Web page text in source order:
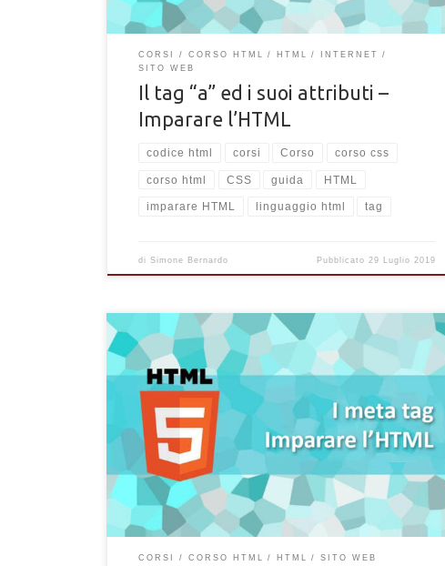
CORSI CORSO HTML HTML
INTERNET
SITO WEB
Il tag “a” ed i suoi attributi –
Imparare l’HTML
codice html corsi Corso corso css
corso html CSS guida HTML
imparare HTML linguaggio html tag
diSimone Bernardo Pubblicato 29 Luglio 2019
In questo articolo imparerai ad impostare correttamente le
informazioni meta di una pagina/sito web tramite l’uso del
linguaggio HTML Creare una pagina web in HTML a partire
dal contenuto, lo stile, i colori, le immagini e tutto il resto, è
sicuramente la parte più piacevole, dove puoi vedere fin da
subito i risultati a schermo e valutare il tuo lavoro […]
CORSI CORSO HTML HTML SITO WEB